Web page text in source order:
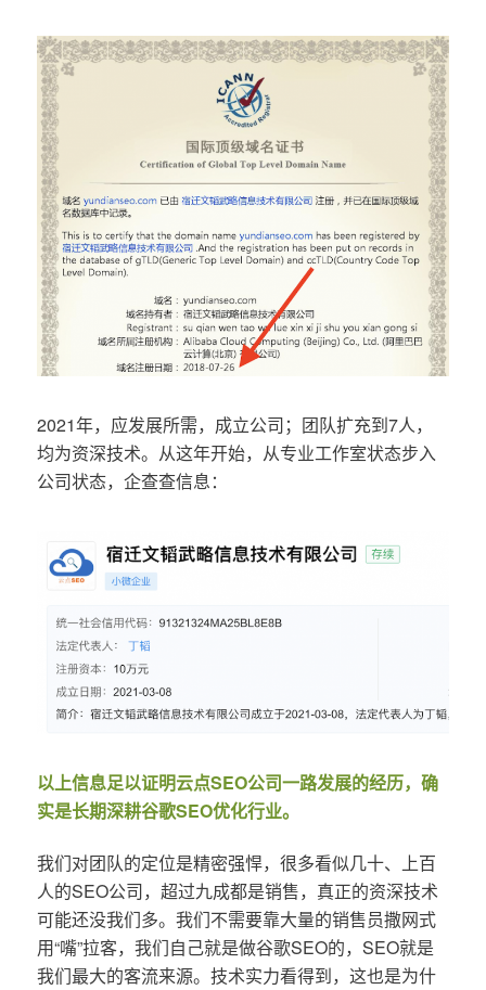
2021年，应发展所需，成立公司；团队扩充到7人，
均为资深技术。从这年开始，从专业工作室状态步入
公司状态，企查查信息：
以上信息足以证明云点SEO公司一路发展的经历，确
实是长期深耕谷歌SEO优化行业。
我们对团队的定位是精密强悍，很多看似几十、上百
人的SEO公司，超过九成都是销售，真正的资深技术
可能还没我们多。我们不需要靠大量的销售员撒网式
用“嘴”拉客，我们自己就是做谷歌SEO的，SEO就是
我们最大的客流来源。技术实力看得到，这也是为什